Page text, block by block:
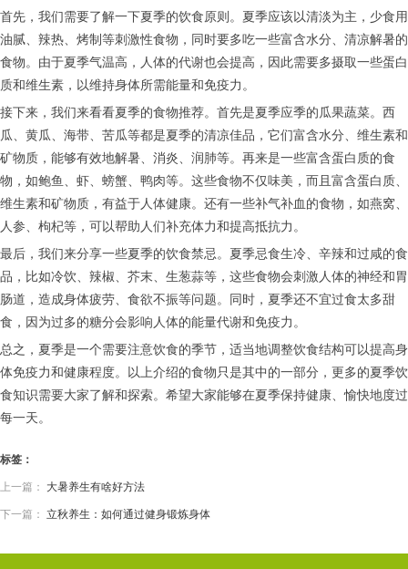
首先，我们需要了解一下夏季的饮食原则。夏季应该以清淡为主，少食用
油腻、辣热、烤制等刺激性食物，同时要多吃一些富含水分、清凉解暑的
食物。由于夏季气温高，人体的代谢也会提高，因此需要多摄取一些蛋白
质和维生素，以维持身体所需能量和免疫力。
接下来，我们来看看夏季的食物推荐。首先是夏季应季的瓜果蔬菜。西
瓜、黄瓜、海带、苦瓜等都是夏季的清凉佳品，它们富含水分、维生素和
矿物质，能够有效地解暑、消炎、润肺等。再来是一些富含蛋白质的食
物，如鲍鱼、虾、螃蟹、鸭肉等。这些食物不仅味美，而且富含蛋白质、
维生素和矿物质，有益于人体健康。还有一些补气补血的食物，如燕窝、
人参、枸杞等，可以帮助人们补充体力和提高抵抗力。
最后，我们来分享一些夏季的饮食禁忌。夏季忌食生冷、辛辣和过咸的食
品，比如冷饮、辣椒、芥末、生葱蒜等，这些食物会刺激人体的神经和胃
肠道，造成身体疲劳、食欲不振等问题。同时，夏季还不宜过食太多甜
食，因为过多的糖分会影响人体的能量代谢和免疫力。
总之，夏季是一个需要注意饮食的季节，适当地调整饮食结构可以提高身
体免疫力和健康程度。以上介绍的食物只是其中的一部分，更多的夏季饮
食知识需要大家了解和探索。希望大家能够在夏季保持健康、愉快地度过
每一天。
标签：
上一篇： 大暑养生有啥好方法
下一篇： 立秋养生：如何通过健身锻炼身体